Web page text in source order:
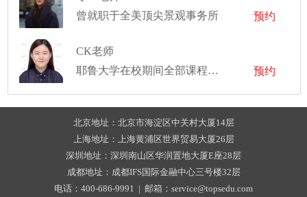
曾就职于全美顶尖景观事务所
预约
CK老师
耶鲁大学在校期间全部课程为Honor（最高成绩）
预约
北京地址：北京市海淀区中关村大厦14层
上海地址：上海黄浦区世界贸易大厦26层
深圳地址：深圳南山区华润置地大厦E座28层
成都地址：成都IFS国际金融中心三号楼32层
电话：400-686-9991 | 邮箱：service@topsedu.com